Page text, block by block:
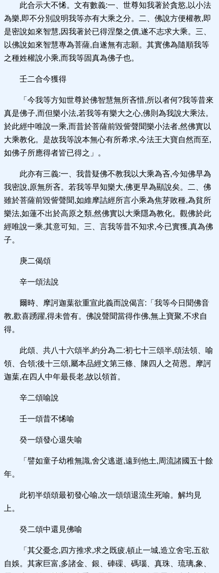
此合示大不悕。文有數義:一、世尊知我著於貪慾,以小法
為樂,即不分別說明我等亦有大乘之分。二、佛說方便權教,即
是密說如來智慧,因我著於已得涅槃之價,遂不志求大乘。三、
以佛說如來智慧專為菩薩,自遂無有志願。其實佛為隨順我等
之種姓權說小乘,而我等固真為佛子也。
壬二合今獲得
「今我等方知世尊於佛智慧無所吝惜,所以者何?我等昔來
真是佛子,而但樂小法,若我等有樂大之心,佛則為我說大乘法。
於此經中唯說一乘,而昔於菩薩前毀訾聲聞樂小法者,然佛實以
大乘教化。是故我等說本無心有所希求,今法王大寶自然而至,
如佛子所應得者皆已得之」。
此亦有三義:一、我昔疑佛不教我以大乘為吝,今知佛早為
我密說,原無所吝。若我等早知樂大,佛更早為顯說矣。二、佛
雖於菩薩前毀訾聲聞,如維摩詰經所言小乘為焦芽敗種,為貧所
樂法,如蓮不出於高原之類,然佛實以大乘隱為教化。觀佛於此
經唯說一乘,其意可知。三、言我等昔不知求,今已實獲,真為佛
子。
庚二偈頌
辛一頌法說
爾時、摩訶迦葉欲重宣此義而說偈言:「我等今日聞佛音
教,歡喜踴躍,得未曾有。佛說聲聞當得作佛,無上寶聚,不求自
得。
此頌、共八十六頌半,約分為二:初七十三頌半,頌法領、喻
領、合領;後十三頌,屬本品經文第三條、陳四人之荷恩。摩訶
迦葉,在四人中年最長老,故以領首。
辛二頌喻說
壬一頌昔不悕喻
癸一頌發心退失喻
「譬如童子幼稚無識,舍父逃逝,遠到他土,周流諸國五十餘
年。
此初半頌頌最初發心喻,次一頌頌退流生死喻。解均見
上。
癸二頌中還見佛喻
「其父憂念,四方推求,求之既疲,頓止一城,造立舍宅,五欲
自娛。其家巨富,多諸金、銀、硨磲、碼瑙、真珠、琉璃,象、